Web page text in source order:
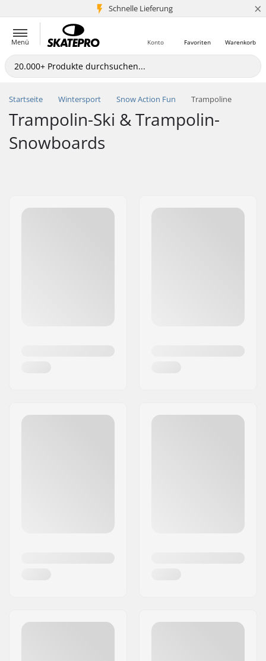
Schnelle Lieferung
5+ Mio. Kunden ×
Menü Warenkorb
Favoriten
Konto
Startseite Wintersport Snow Action Fun Trampoline
Trampolin-Ski & Trampolin-
Snowboards